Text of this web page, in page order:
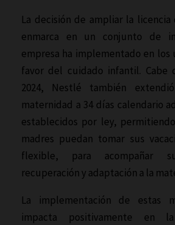
La decisión de ampliar la
enmarca en un conjunto de
empresa ha implementado en los
favor del cuidado infantil. Cabe
2024, Nestlé también
maternidad a 34 días calendario
establecidos por ley,
madres puedan tomar sus
flexible, para acompañar
recuperación y adaptación a la
La implementación de estas
impacta positivamente en